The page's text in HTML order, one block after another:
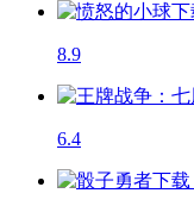
8.9
6.4